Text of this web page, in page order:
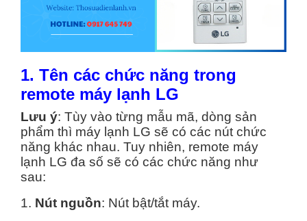
1. Tên các chức năng trong
remote máy lạnh LG
Lưu ý: Tùy vào từng mẫu mã, dòng sản
phẩm thì máy lạnh LG sẽ có các nút chức
năng khác nhau. Tuy nhiên, remote máy
lạnh LG đa số sẽ có các chức năng như
sau:
1. Nút nguồn: Nút bật/tắt máy.